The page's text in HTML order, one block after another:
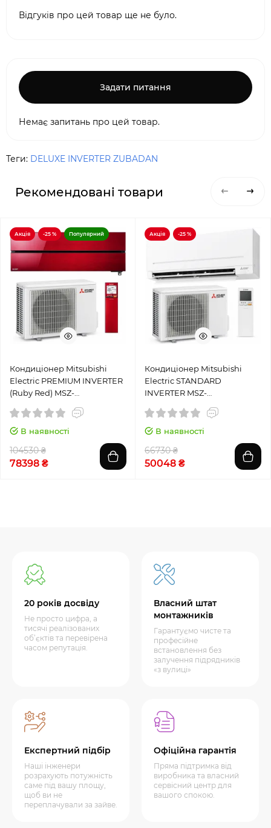
Відгуків про цей товар ще не було.
Задати питання
Немає запитань про цей товар.
Теги: DELUXE INVERTER ZUBADAN
Рекомендовані товари
Акція -25 % Популярний
Кондиціонер Mitsubishi
Electric PREMIUM INVERTER
(Ruby Red) MSZ-
В наявності
104530 ₴
78398 ₴
Акція -25 %
Кондиціонер Mitsubishi
Electric STANDARD
INVERTER MSZ-
В наявності
66730 ₴
50048 ₴
20 років досвіду
Не просто цифра, а
тисячі реалізованих
об’єктів та перевірена
часом репутація.
Власний штат
монтажників
Гарантуємо чисте та
професійне
встановлення без
залучення підрядників
«з вулиці»
Експертний підбір
Наші інженери
розрахують потужність
саме під вашу площу,
щоб ви не
переплачували за зайве.
Офіційна гарантія
Пряма підтримка від
виробника та власний
сервісний центр для
вашого спокою.